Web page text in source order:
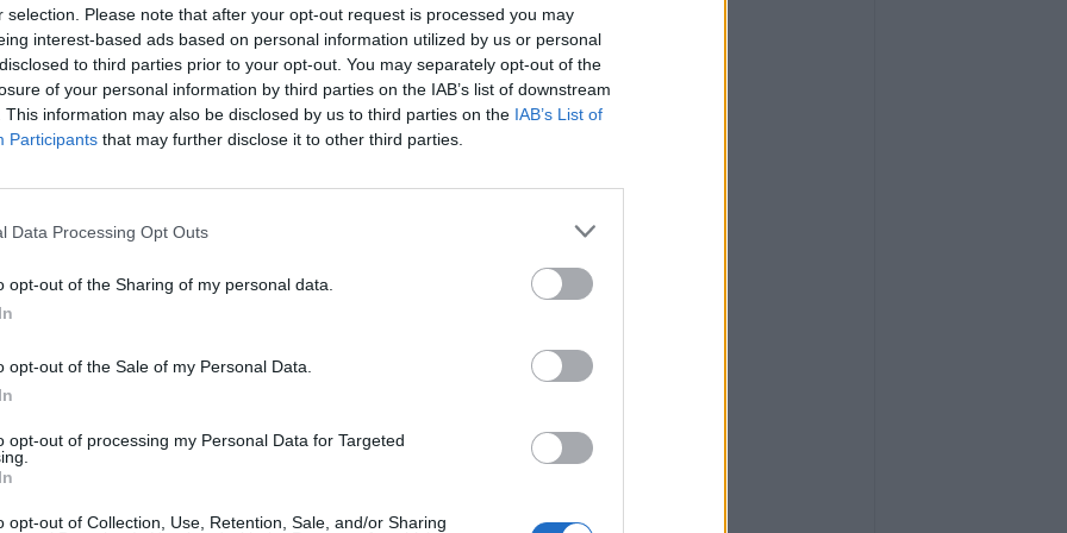
selection. Please note that after your opt-out request is processed you may
interest-based ads based on personal information utilized by us or personal
to third parties prior to your opt-out. You may separately opt-out of the
of your personal information by third parties on the IAB’s list of downstream
This information may also be disclosed by us to third parties on the IAB’s List of
Participants that may further disclose it to other third parties.
Data Processing Opt Outs
opt-out of the Sharing of my personal data.
opt-out of the Sale of my Personal Data.
opt-out of processing my Personal Data for Targeted
opt-out of Collection, Use, Retention, Sale, and/or Sharing
. Ces composés aident à protéger les cellules
libres, ce qui peut améliorer la santé rénale et réduire
et très savoureux.
des légumes faibles en potassium, diurétiques,
à préserver la santé rénale et à réduire la créatinine.
préserver ses reins
à elle seule. Un mode de vie sain est tout aussi essentiel.
physique, éviter le tabac et l’alcool en excès, et
ont un impact considérable sur la santé des reins.
personne est différente. L’alimentation idéale peut
Il est conseillé de consulter un professionnel de
recommandations adaptées. Par exemple, en cas de
d’œufs ou de viande doit être ajustée selon le stade de